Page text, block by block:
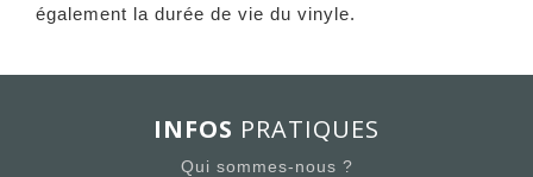
également la durée de vie du vinyle.
INFOS PRATIQUES
Qui sommes-nous ?